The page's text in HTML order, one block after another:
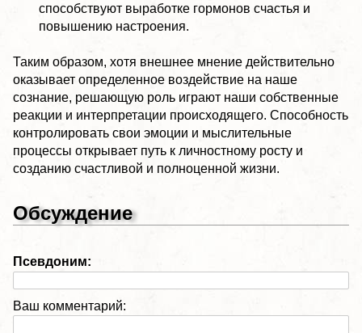
способствуют выработке гормонов счастья и
повышению настроения.
Таким образом, хотя внешнее мнение действительно
оказывает определенное воздействие на наше
сознание, решающую роль играют наши собственные
реакции и интерпретации происходящего. Способность
контролировать свои эмоции и мыслительные
процессы открывает путь к личностному росту и
созданию счастливой и полноценной жизни.
Обсуждение
Псевдоним:
Ваш комментарий: